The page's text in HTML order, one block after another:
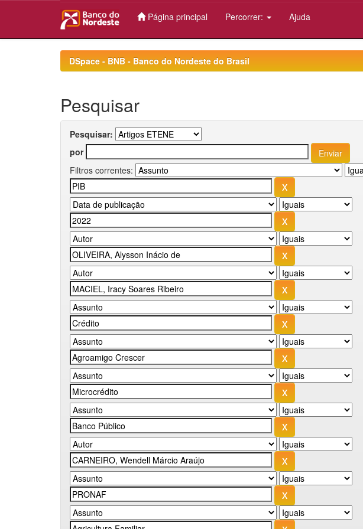
Página principal Percorrer: Ajuda
DSpace - BNB - Banco do Nordeste do Brasil
Pesquisar
Pesquisar:
por
Filtros correntes: